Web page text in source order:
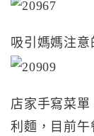
吸引媽媽注意
店家手寫菜
利麵，目前午